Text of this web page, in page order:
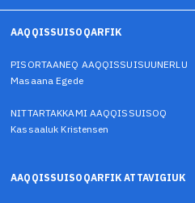
AAQQISSUISOQARFIK
PISORTAANEQ AAQQISSUISUUNERLU
Masaana Egede
NITTARTAKKAMI AAQQISSUISOQ
Kassaaluk Kristensen
AAQQISSUISOQARFIK ATTAVIGIUK